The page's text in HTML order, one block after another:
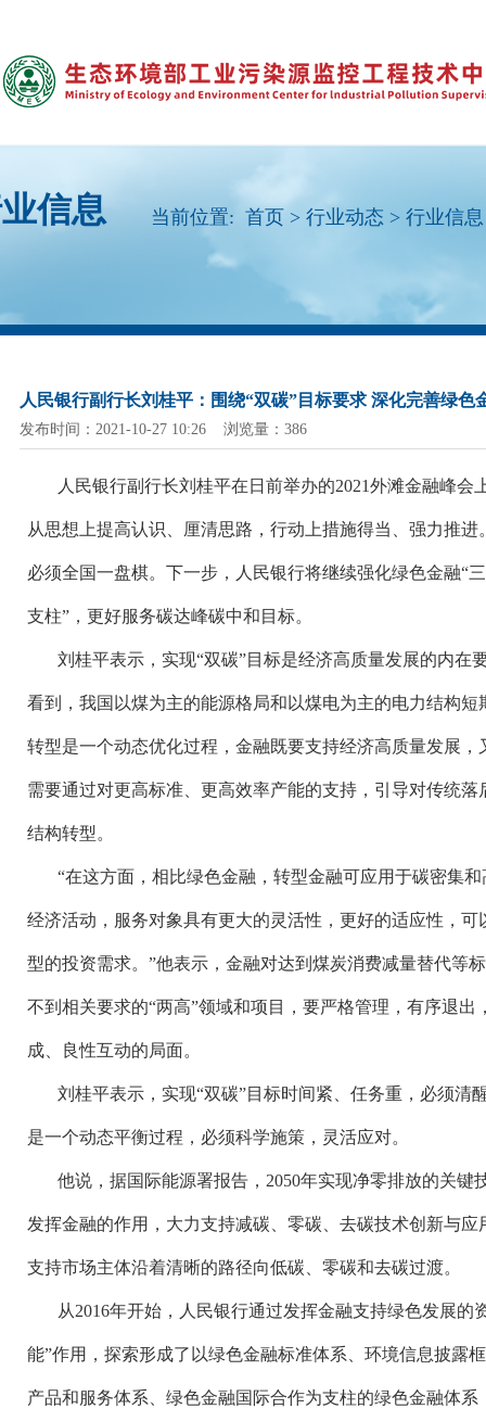
信息 当前位置: 首页 > 行业动态 > 行业信息
人民银行副行长刘桂平：围绕“双碳”目标要求 深化完善绿色
发布时间：2021-10-27 10:26 浏览量：386
人民银行副行长刘桂平在日前举办的2021外滩金融峰会
从思想上提高认识、厘清思路，行动上措施得当、强力推
必须全国一盘棋。下一步，人民银行将继续强化绿色金融“
支柱”，更好服务碳达峰碳中和目标。
刘桂平表示，实现“双碳”目标是经济高质量发展的内在
看到，我国以煤为主的能源格局和以煤电为主的电力结构
转型是一个动态优化过程，金融既要支持经济高质量发展
需要通过对更高标准、更高效率产能的支持，引导对传统
结构转型。
“在这方面，相比绿色金融，转型金融可应用于碳密集
经济活动，服务对象具有更大的灵活性，更好的适应性，
型的投资需求。”他表示，金融对达到煤炭消费减量替代等
不到相关要求的“两高”领域和项目，要严格管理，有序退
成、良性互动的局面。
刘桂平表示，实现“双碳”目标时间紧、任务重，必须清
是一个动态平衡过程，必须科学施策，灵活应对。
他说，据国际能源署报告， 2050年实现净零排放的关键
发挥金融的作用，大力支持减碳、零碳、去碳技术创新与
支持市场主体沿着清晰的路径向低碳、零碳和去碳过渡。
从2016年开始，人民银行通过发挥金融支持绿色发展的
能”作用，探索形成了以绿色金融标准体系、环境信息披露
产品和服务体系、绿色金融国际合作为支柱的绿色金融体